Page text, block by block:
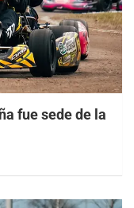
fue sede de la